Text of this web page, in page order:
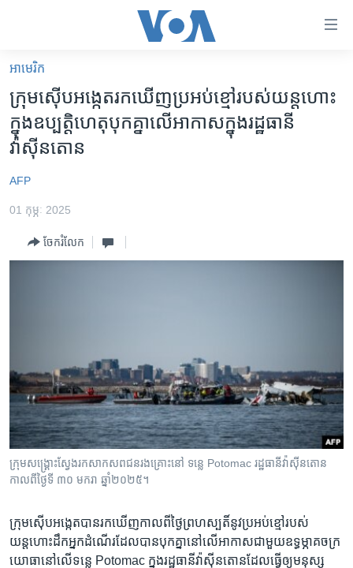
គេហទំព័រ​
ទាក់ទង
រំលង​
និង​
ចូល​
ទំព័រ​
ព័ត៌មាន​​
រំលង​
សម្ព័ន្ធ​
រំលង​
និង​
ចូល​
ទៅ​
កាន់​
ទំព័រ​
រក
អន្តរជាតិ
អាមេរិក
ព្រឹត្តិការណ៍ព័ត៌មាន
Khmer English
បណ្តាញ​សង្គម
អាមេរិក​
ក្រុម​ស៊ើបអង្កេត​រកឃើញ​ប្រអប់​ខ្មៅ​របស់​យន្តហោះ​
ក្នុង​ឧប្បត្តិហេតុ​បុកគ្នា​លើ​អាកាស​ក្នុង​រដ្ឋធានី​
វ៉ាស៊ីនតោន
AFP
01 កុម្ភៈ 2025
ចែករំលែក
ក្រុម​សង្រ្គោះ​ស្វែងរក​សាកសពជនរងគ្រោះ​នៅ ទន្លេ Potomac រដ្ឋធានីវ៉ាស៊ីនតោន
កាលពីថ្ងៃទី ៣០​ មករា ឆ្នាំ២០២៥។
ក្រុម​ស៊ើបអង្កេត​បាន​រកឃើញ​កាលពី​ថ្ងៃ​ព្រហស្បតិ៍​នូវ​ប្រអប់​ខ្មៅ​របស់​
យន្តហោះ​ដឹក​អ្នកដំណើរ​ដែល​បាន​បុកគ្នា​នៅ​លើ​អាកាស​ជាមួយ​ឧទ្ធម្ភាគចក្រ​
យោធា​នៅ​លើ​ទន្លេ Potomac ក្នុង​រដ្ឋធានី​វ៉ាស៊ីនតោន​ដែល​ធ្វើឲ្យ​មនុស្ស​